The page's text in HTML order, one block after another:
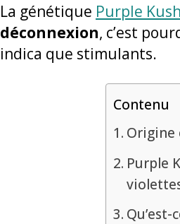
La génétique Purple Kush
déconnexion, c’est
indica que stimulants.
Contenu
Origine
Purple